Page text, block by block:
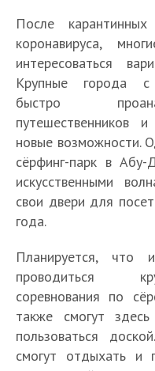
После
коронавируса,
интересоваться
Крупные города с
быстро
путешественников
новые возможности.
сёрфинг-парк в
искусственными
свои двери для
года.
Планируется, что
проводиться
соревнования по
также смогут
пользоваться
смогут отдыхать и